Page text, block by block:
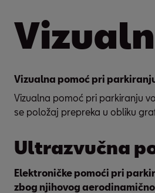
Vizualna pomoć pri
Vizualna pomoć pri parkiranju
se položaj prepreka u obliku
Ultrazvučna
Elektroničke pomoći pri
zbog njihovog